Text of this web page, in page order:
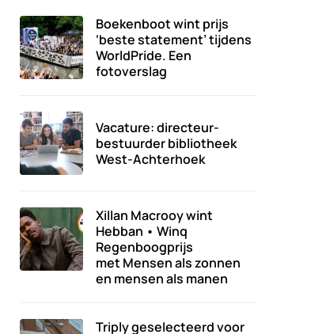
Boekenboot wint prijs
‘beste statement’ tijdens
WorldPride. Een
fotoverslag
Vacature: directeur-
bestuurder bibliotheek
West-Achterhoek
Xillan Macrooy wint
Hebban • Winq
Regenboogprijs
met Mensen als zonnen
en mensen als manen
Triply geselecteerd voor